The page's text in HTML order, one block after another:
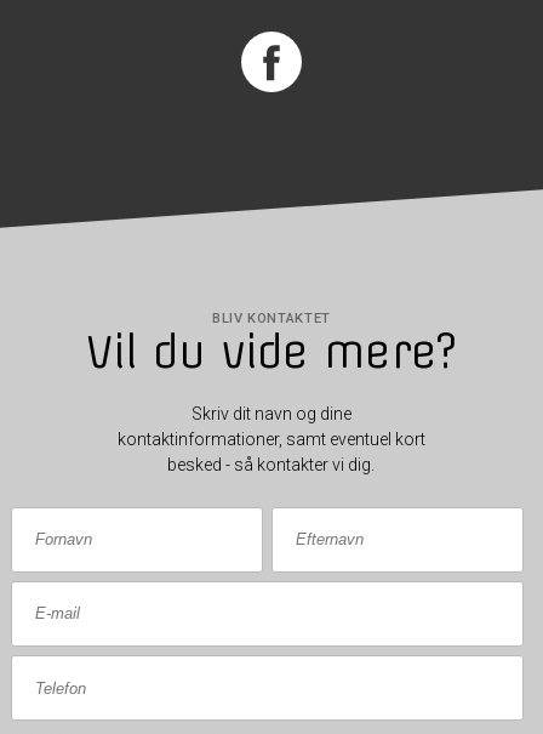
BLIV KONTAKTET
Vil du vide mere?
Skriv dit navn og dine
kontaktinformationer, samt eventuel kort
besked - så kontakter vi dig.